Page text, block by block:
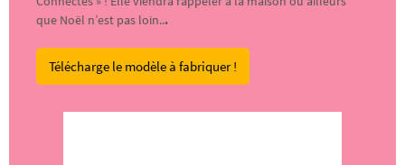
que Noël n’est pas loin...
Télécharge le modèle à fabriquer !